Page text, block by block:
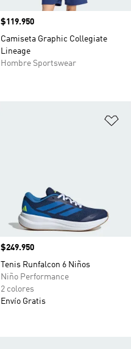
Precio
$119.950
Camiseta Graphic Collegiate
Lineage
Hombre Sportswear
Precio
$249.950
Tenis Runfalcon 6 Niños
Niño Performance
2 colores
Envío Gratis